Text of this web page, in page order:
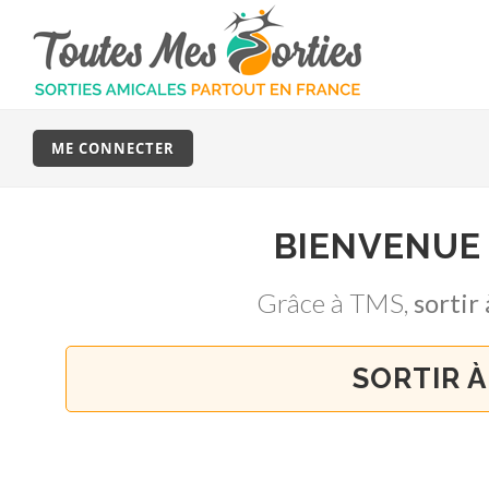
ME CONNECTER
Grâce à TMS, sortir
SORTIR